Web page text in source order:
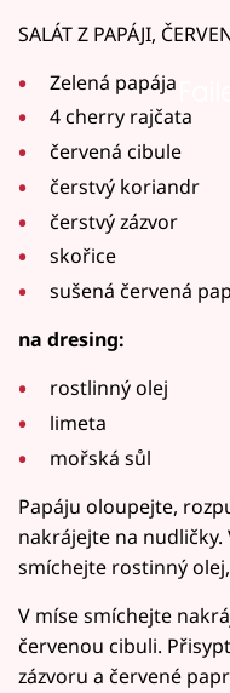
SALÁT Z PAPÁJI,
Zelená papája
4 cherry rajčata
červená cibule
čerstvý koriandr
čerstvý zázvor
skořice
sušená červená
na dresing:
rostlinný olej
limeta
mořská sůl
Papáju oloupejte,
nakrájejte na
smíchejte rostinný
V míse smíchejte
červenou cibuli.
zázvoru a červené